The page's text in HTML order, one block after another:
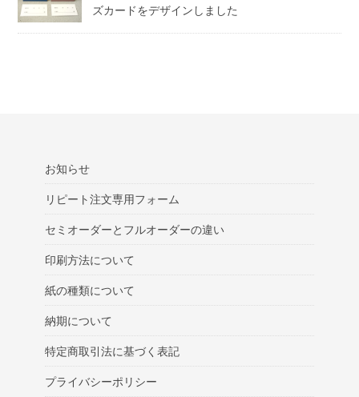
ズカードをデザインしました
お知らせ
リピート注文専用フォーム
セミオーダーとフルオーダーの違い
印刷方法について
紙の種類について
納期について
特定商取引法に基づく表記
プライバシーポリシー